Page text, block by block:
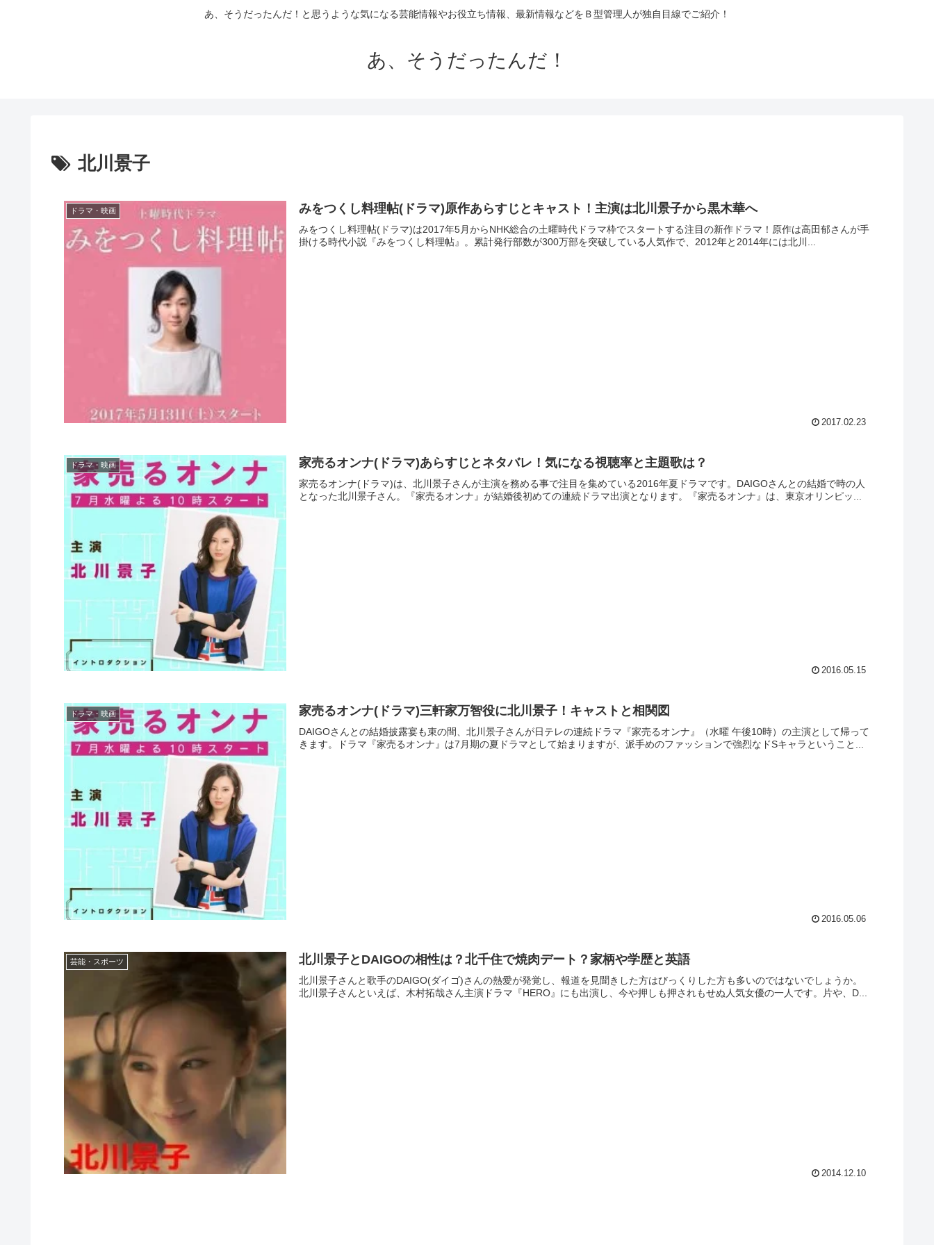
あ、そうだったんだ！と思うような気になる芸能情報やお役立ち情報、最新情報などをＢ型管理人が独自目線でご紹介！
あ、そうだったんだ！
北川景子
ドラマ・映画 みをつくし料理帖(ドラマ)原作あらすじとキャスト！主演は北川景子から黒木華へ
みをつくし料理帖(ドラマ)は2017年5月からNHK総合の土曜時代ドラマ枠でスタートする注目の新作ドラマ！原作は高田郁さんが手
掛ける時代小説『みをつくし料理帖』。累計発行部数が300万部を突破している人気作で、2012年と2014年には北川...
2017.02.23
ドラマ・映画 家売るオンナ(ドラマ)あらすじとネタバレ！気になる視聴率と主題歌は？
家売るオンナ(ドラマ)は、北川景子さんが主演を務める事で注目を集めている2016年夏ドラマです。DAIGOさんとの結婚で時の人
となった北川景子さん。『家売るオンナ』が結婚後初めての連続ドラマ出演となります。『家売るオンナ』は、東京オリンピッ...
2016.05.15
ドラマ・映画 家売るオンナ(ドラマ)三軒家万智役に北川景子！キャストと相関図
DAIGOさんとの結婚披露宴も束の間、北川景子さんが日テレの連続ドラマ『家売るオンナ』（水曜 午後10時）の主演として帰って
きます。ドラマ『家売るオンナ』は7月期の夏ドラマとして始まりますが、派手めのファッションで強烈なドSキャラということ...
2016.05.06
芸能・スポーツ 北川景子とDAIGOの相性は？北千住で焼肉デート？家柄や学歴と英語
北川景子さんと歌手のDAIGO(ダイゴ)さんの熱愛が発覚し、報道を見聞きした方はびっくりした方も多いのではないでしょうか。
北川景子さんといえば、木村拓哉さん主演ドラマ『HERO』にも出演し、今や押しも押されもせぬ人気女優の一人です。片や、D...
2014.12.10